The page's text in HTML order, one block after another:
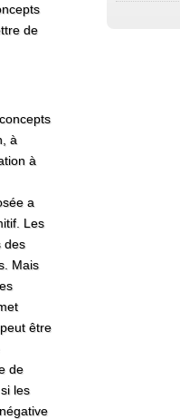
de
à
à
a
Les
des
Mais
être
de
les